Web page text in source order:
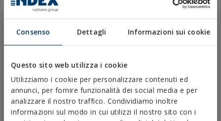
Consenso Dettagli Informazioni sui cookie
Questo sito web utilizza i cookie
Utilizziamo i cookie per personalizzare contenuti ed
annunci, per fornire funzionalità dei social media e per
analizzare il nostro traffico. Condividiamo inoltre
informazioni sul modo in cui utilizzi il nostro sito con i
FISSAGGI E ACCESSORI PER SISTEMI DI ISOLAMENTO
FISSAGGI PER MATERIAL VUOTI
ACCESSORI PER CAVI E CATENE
ACCESSORI PER RECINZIONI
COLTIVAZIONE PROTETTA